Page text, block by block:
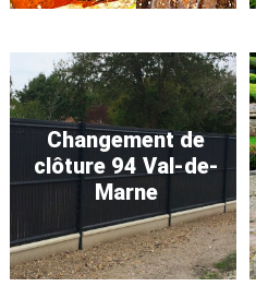
Changement de
clôture 94 Val-de-
Marne